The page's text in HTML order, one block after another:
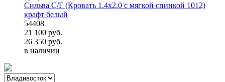
Сильва С/Г (Кровать 1.4х2.0 с мягкой спинкой 1012)
крафт белый
54408
21 100 руб.
26 350 руб.
в наличии